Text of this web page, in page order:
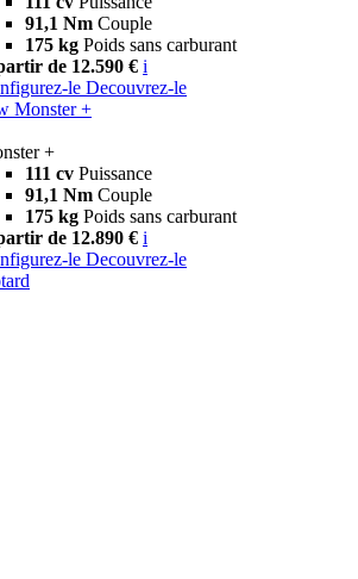
91,1 Nm Couple
175 kg Poids sans carburant
de 12.590 € i
le Decouvrez-le
Monster +
+
111 cv Puissance
91,1 Nm Couple
175 kg Poids sans carburant
de 12.890 € i
le Decouvrez-le